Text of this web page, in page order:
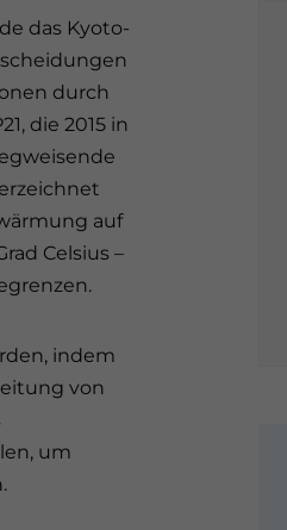
das Kyoto-
durch
die 2015 in
auf
Celsius –
indem
von
um